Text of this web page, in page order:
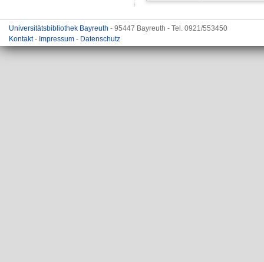
Universitätsbibliothek Bayreuth - 95447 Bayreuth - Tel. 0921/553450
Kontakt- Impressum - Datenschutz